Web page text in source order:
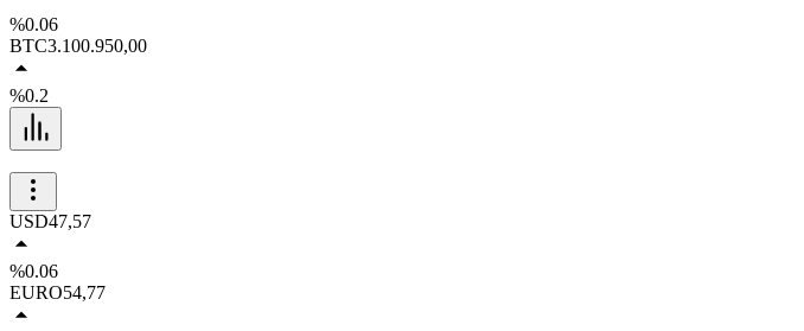
%0.06
BTC3.100.950,00
%0.2
USD47,57
%0.06
EURO54,77